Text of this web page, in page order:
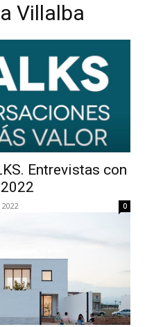
Villalba
Entrevistas con
0